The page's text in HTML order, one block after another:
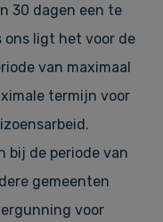
30 dagen een te
ons ligt het voor de
van maximaal
termijn voor
bij de periode van
gemeenten
voor